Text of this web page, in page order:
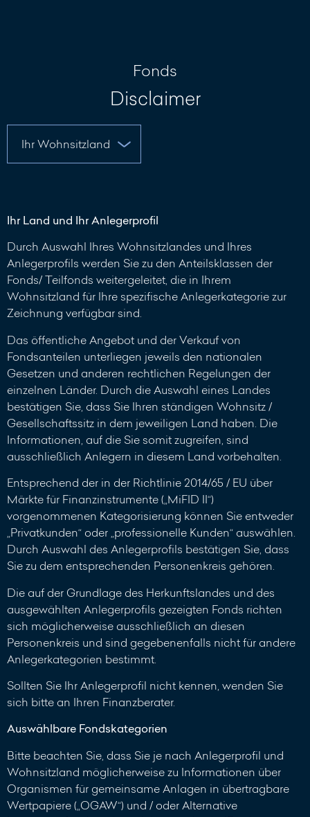
Fonds
Disclaimer
Ihr Land und Ihr Anlegerprofil
Durch Auswahl Ihres Wohnsitzlandes und Ihres
Anlegerprofils werden Sie zu den Anteilsklassen der
Fonds/ Teilfonds weitergeleitet, die in Ihrem
Wohnsitzland für Ihre spezifische Anlegerkategorie zur
Zeichnung verfügbar sind.
Das öffentliche Angebot und der Verkauf von
Fondsanteilen unterliegen jeweils den nationalen
Gesetzen und anderen rechtlichen Regelungen der
einzelnen Länder. Durch die Auswahl eines Landes
bestätigen Sie, dass Sie Ihren ständigen Wohnsitz /
Gesellschaftssitz in dem jeweiligen Land haben. Die
Informationen, auf die Sie somit zugreifen, sind
ausschließlich Anlegern in diesem Land vorbehalten.
Entsprechend der in der Richtlinie 2014/65 / EU über
Märkte für Finanzinstrumente („MiFID II“)
vorgenommenen Kategorisierung können Sie entweder
„Privatkunden“ oder „professionelle Kunden“ auswählen.
Durch Auswahl des Anlegerprofils bestätigen Sie, dass
Sie zu dem entsprechenden Personenkreis gehören.
Die auf der Grundlage des Herkunftslandes und des
ausgewählten Anlegerprofils gezeigten Fonds richten
sich möglicherweise ausschließlich an diesen
Personenkreis und sind gegebenenfalls nicht für andere
Anlegerkategorien bestimmt.
Sollten Sie Ihr Anlegerprofil nicht kennen, wenden Sie
sich bitte an Ihren Finanzberater.
Auswählbare Fondskategorien
Bitte beachten Sie, dass Sie je nach Anlegerprofil und
Wohnsitzland möglicherweise zu Informationen über
Organismen für gemeinsame Anlagen in übertragbare
Wertpapiere („OGAW“) und / oder Alternative